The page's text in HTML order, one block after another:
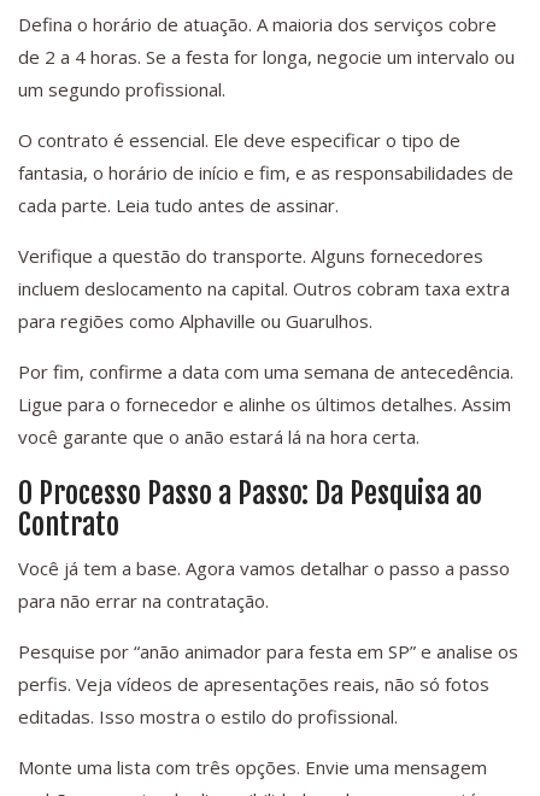
Defina o horário de atuação. A maioria dos serviços cobre
de 2 a 4 horas. Se a festa for longa, negocie um intervalo ou
um segundo profissional.
O contrato é essencial. Ele deve especificar o tipo de
fantasia, o horário de início e fim, e as responsabilidades de
cada parte. Leia tudo antes de assinar.
Verifique a questão do transporte. Alguns fornecedores
incluem deslocamento na capital. Outros cobram taxa extra
para regiões como Alphaville ou Guarulhos.
Por fim, confirme a data com uma semana de antecedência.
Ligue para o fornecedor e alinhe os últimos detalhes. Assim
você garante que o anão estará lá na hora certa.
O Processo Passo a Passo: Da Pesquisa ao
Contrato
Você já tem a base. Agora vamos detalhar o passo a passo
para não errar na contratação.
Pesquise por “anão animador para festa em SP” e analise os
perfis. Veja vídeos de apresentações reais, não só fotos
editadas. Isso mostra o estilo do profissional.
Monte uma lista com três opções. Envie uma mensagem